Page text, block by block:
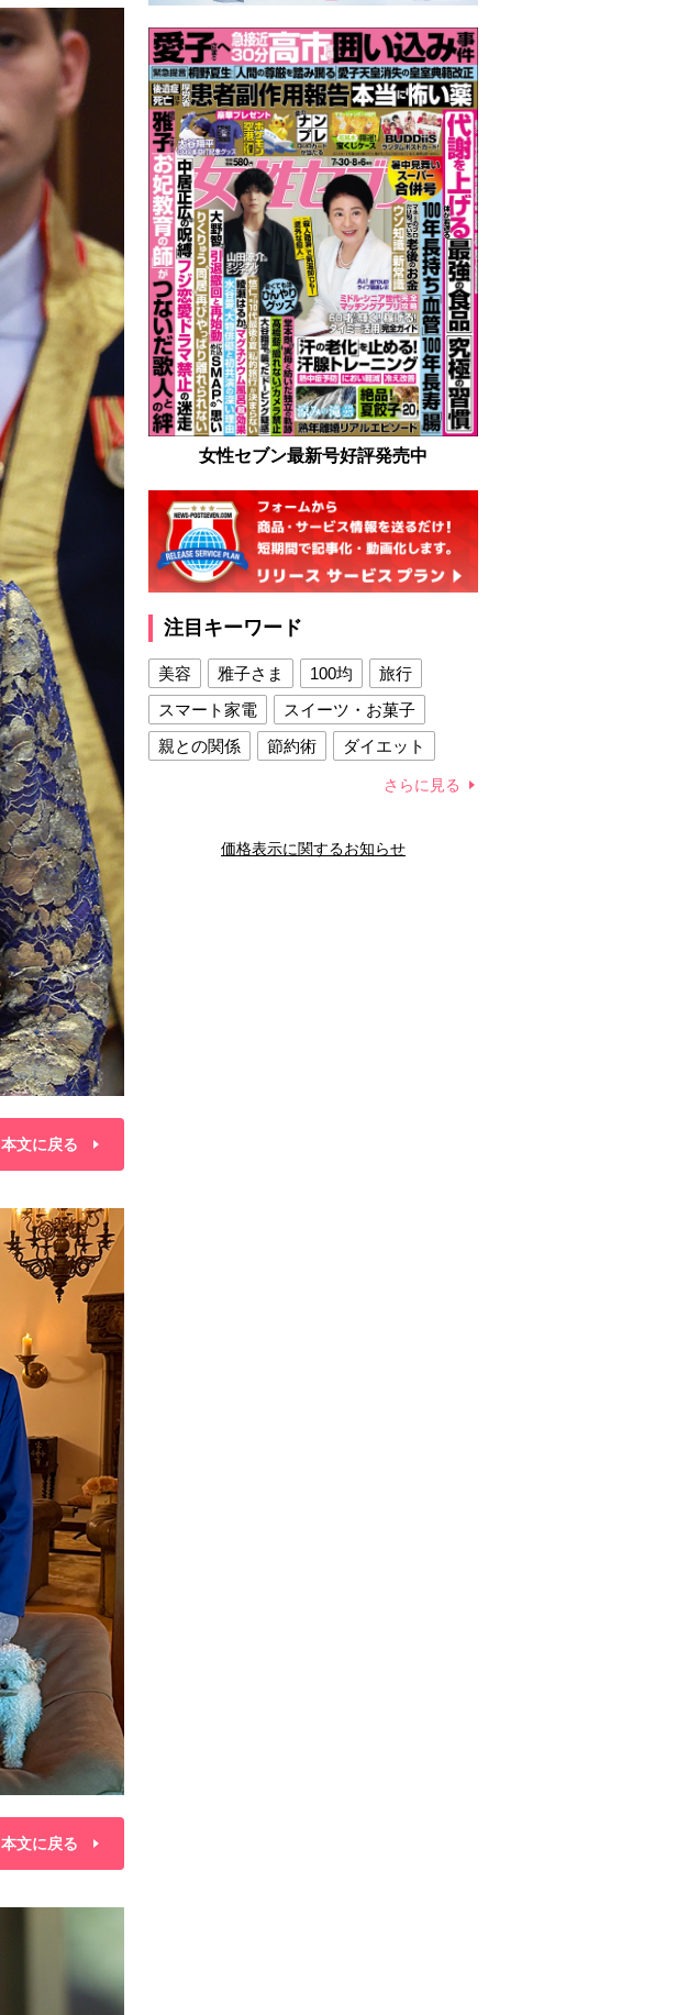
本文に戻る
本文に戻る
女性セブン最新号好評発売中
注目キーワード
美容 雅子さま 100均
旅行
スマート家電
スイーツ・お菓子
親との関係
節約術
ダイエット
夫との関係
新津春子 どか食い
さらに見る
価格表示に関するお知らせ